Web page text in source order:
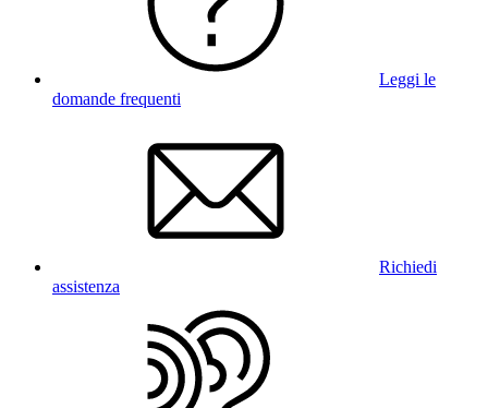
Leggi le
domande frequenti
Richiedi
assistenza